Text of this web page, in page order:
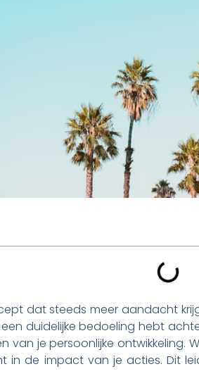
dat steeds meer aandacht
duidelijke bedoeling hebt
je persoonlijke ontwikkeling.
in de impact van je acties. Dit